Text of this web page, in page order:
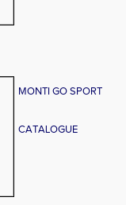
MONTI GO SPORT
CATALOGUE